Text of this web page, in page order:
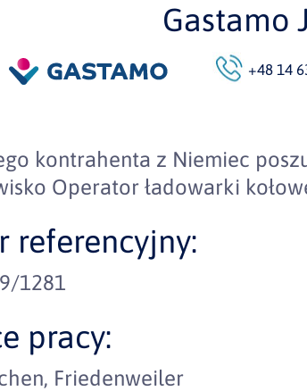
Gastamo
+48 14
kontrahenta z Niemiec
Operator ładowarki
referencyjny:
1281
pracy:
Friedenweiler